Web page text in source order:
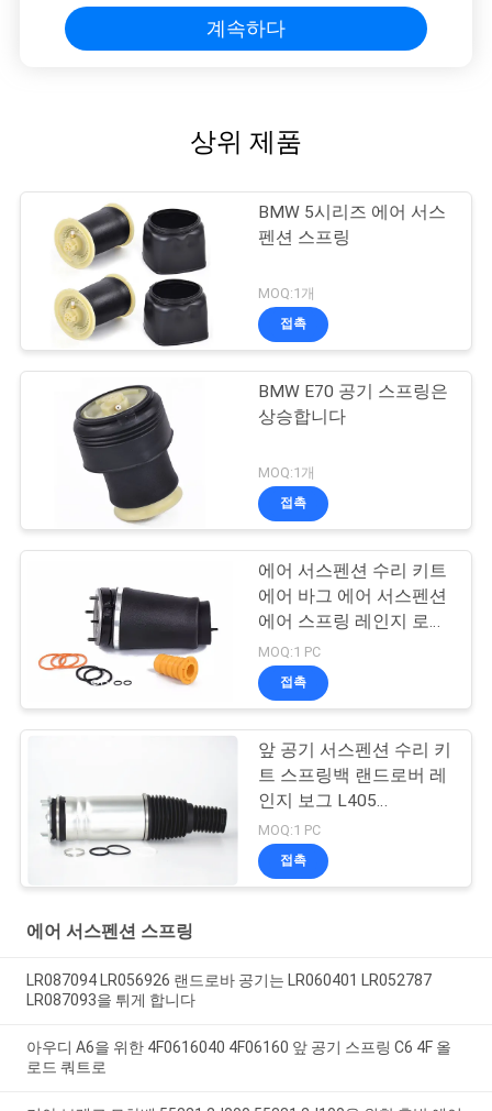
계속하다
상위 제품
BMW 5시리즈 에어 서스
펜션 스프링
MOQ:1개
접촉
BMW E70 공기 스프링은
상승합니다
MOQ:1개
접촉
에어 서스펜션 수리 키트
에어 바그 에어 서스펜션
에어 스프링 레인지 로버
L322 2002-2012 OE
RNB000740 RNB000750
MOQ:1 PC
접촉
앞 공기 서스펜션 수리 키
트 스프링백 랜드로버 레
인지 보그 L405
LR056926 LR056924
LR060399 LR060401
22271123
MOQ:1 PC
접촉
에어 서스펜션 스프링
LR087094 LR056926 랜드로바 공기는 LR060401 LR052787
LR087093을 튀게 합니다
아우디 A6을 위한 4F0616040 4F06160 앞 공기 스프링 C6 4F 올
로드 쿼트로